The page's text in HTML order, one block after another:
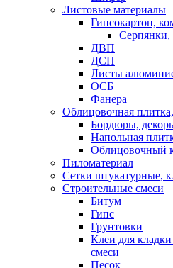
Листовые материалы
Гипсокартон,
Серпянки,
ДВП
ДСП
Листы
ОСБ
Фанера
Облицовочная
Бордюры,
Напольная
Облицовочный
Пиломатериал
Сетки штукатурные,
Строительные смеси
Битум
Гипс
Грунтовки
Клеи для
смеси
Песок